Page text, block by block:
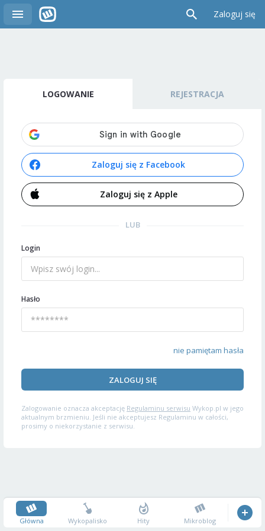
Zaloguj się
LOGOWANIE REJESTRACJA
Zaloguj się z Facebook
Zaloguj się z Apple
LUB
Login
Hasło
nie pamiętam hasła
ZALOGUJ SIĘ
Zalogowanie oznacza akceptację Regulaminu serwisu Wykop.pl w jego
aktualnym brzmieniu. Jeśli nie akceptujesz Regulaminu w całości,
prosimy o niekorzystanie z serwisu.
Główna Wykopalisko Hity Mikroblog